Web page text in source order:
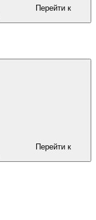
Перейти к
Перейти к